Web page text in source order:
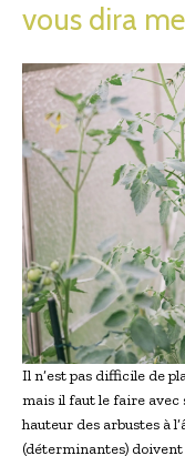
vous dira
Il n’est pas difficile de
mais il faut le faire avec
hauteur des arbustes à
(déterminantes) doivent